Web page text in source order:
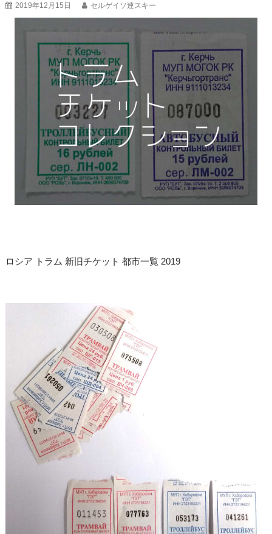
2019年12月15日 セルゲイソ連スキー
ロシア トラム 新旧チケット 都市一覧 2019